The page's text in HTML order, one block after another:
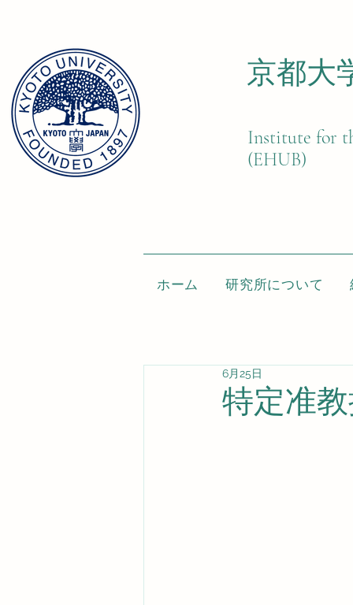
京都大
Institute for
(EHUB)
ホーム 研究所について
特定准
6月25日